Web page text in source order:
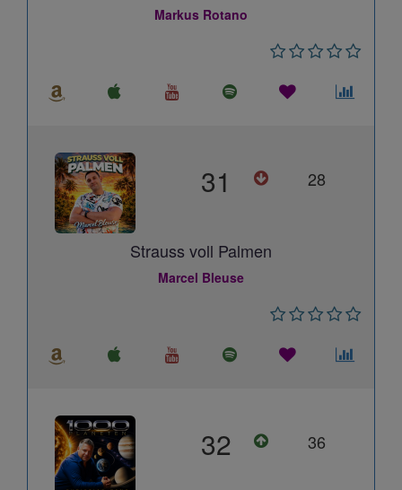
Markus Rotano
31 28
Strauss voll Palmen
Marcel Bleuse
32 36